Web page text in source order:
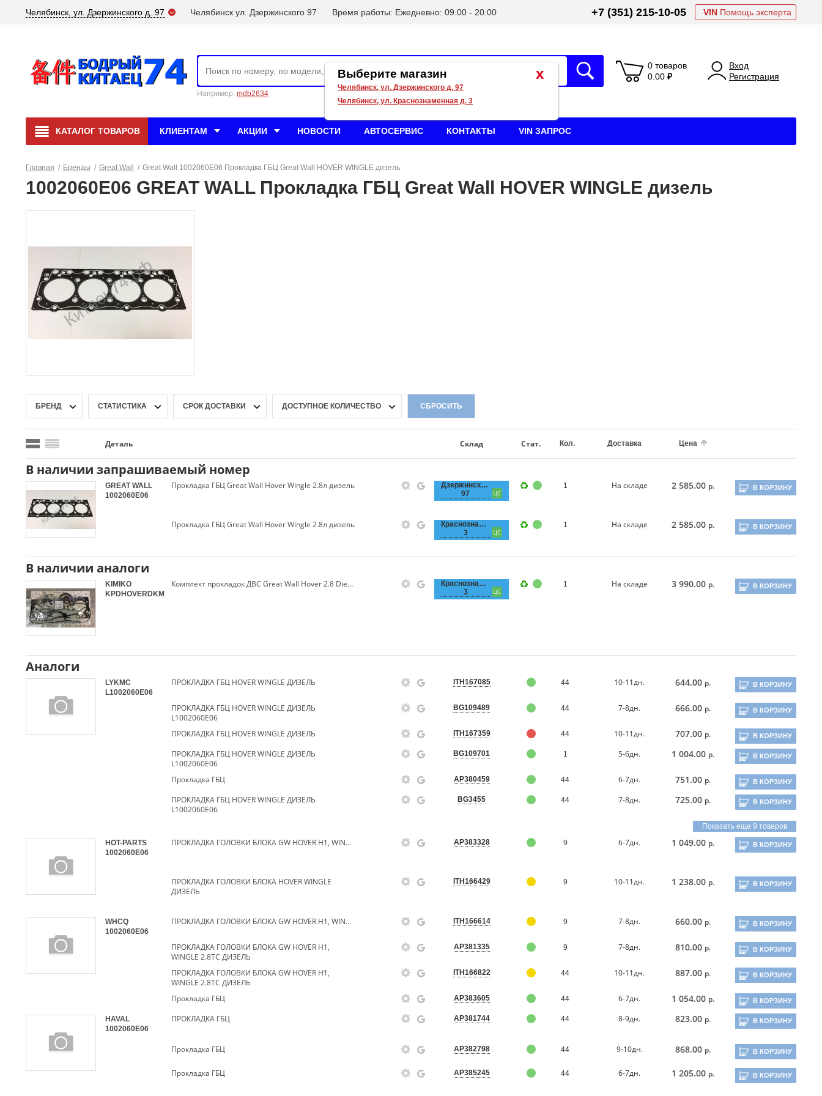
Челябинск, ул. Дзержинского д. 97 Челябинск ул. Дзержинского 97 Время работы: Ежедневно: 09.00 - 20.00 +7 (351) 215-10-05 VIN Помощь эксперта
Например: mdb2634
0 товаров
0.00 ₽
Вход
Регистрация
КАТАЛОГ ТОВАРОВ КЛИЕНТАМ АКЦИИ НОВОСТИ АВТОСЕРВИС КОНТАКТЫ VIN ЗАПРОС
Главная / Бренды / Great Wall / Great Wall 1002060E06 Прокладка ГБЦ Great Wall HOVER WINGLE дизель
1002060E06 GREAT WALL Прокладка ГБЦ Great Wall HOVER WINGLE дизель
БРЕНД СТАТИСТИКА СРОК ДОСТАВКИ ДОСТУПНОЕ КОЛИЧЕСТВО СБРОСИТЬ
Деталь Склад Стат. Кол. Доставка Цена
В наличии запрашиваемый номер
GREAT WALL
1002060E06
Прокладка ГБЦ Great Wall Hover Wingle 2.8л дизель
Дзержинского,
97
ЦС
1 На складе 2 585.00 р. В КОРЗИНУ
Прокладка ГБЦ Great Wall Hover Wingle 2.8л дизель
Краснознаменная,
3
ЦС
1 На складе 2 585.00 р. В КОРЗИНУ
В наличии аналоги
KIMIKO
KPDHOVERDKM
Комплект прокладок ДВС Great Wall Hover 2.8 Diesel (металлическая ГБЦ) KIMIKO
Краснознаменная,
3
ЦС
1 На складе 3 990.00 р. В КОРЗИНУ
Аналоги
LYKMC
L1002060E06
ПРОКЛАДКА ГБЦ HOVER WINGLE ДИЗЕЛЬ ITH167085 44 10-11дн. 644.00 р. В КОРЗИНУ
ПРОКЛАДКА ГБЦ HOVER WINGLE ДИЗЕЛЬ
L1002060E06
BG109489 44 7-8дн. 666.00 р. В КОРЗИНУ
ПРОКЛАДКА ГБЦ HOVER WINGLE ДИЗЕЛЬ ITH167359 44 10-11дн. 707.00 р. В КОРЗИНУ
ПРОКЛАДКА ГБЦ HOVER WINGLE ДИЗЕЛЬ
L1002060E06
BG109701 1 5-6дн. 1 004.00 р. В КОРЗИНУ
Прокладка ГБЦ AP380459 44 6-7дн. 751.00 р. В КОРЗИНУ
ПРОКЛАДКА ГБЦ HOVER WINGLE ДИЗЕЛЬ
L1002060E06
BG3455 44 7-8дн. 725.00 р. В КОРЗИНУ
Показать еще 9 товаров
HOT-PARTS
1002060E06
ПРОКЛАДКА ГОЛОВКИ БЛОКА GW HOVER H1, WINGLE 2.8TC ДИЗЕЛЬ AP383328 9 6-7дн. 1 049.00 р. В КОРЗИНУ
ПРОКЛАДКА ГОЛОВКИ БЛОКА HOVER WINGLE
ДИЗЕЛЬ
ITH166429 9 10-11дн. 1 238.00 р. В КОРЗИНУ
WHCQ
1002060E06
ПРОКЛАДКА ГОЛОВКИ БЛОКА GW HOVER H1, WINGLE 2.8TC ДИЗЕЛЬ ITH166614 9 7-8дн. 660.00 р. В КОРЗИНУ
ПРОКЛАДКА ГОЛОВКИ БЛОКА GW HOVER H1,
WINGLE 2.8TC ДИЗЕЛЬ
AP381335 9 7-8дн. 810.00 р. В КОРЗИНУ
ПРОКЛАДКА ГОЛОВКИ БЛОКА GW HOVER H1,
WINGLE 2.8TC ДИЗЕЛЬ
ITH166822 44 10-11дн. 887.00 р. В КОРЗИНУ
Прокладка ГБЦ AP383605 44 6-7дн. 1 054.00 р. В КОРЗИНУ
HAVAL
1002060E06
ПРОКЛАДКА ГБЦ AP381744 44 8-9дн. 823.00 р. В КОРЗИНУ
Прокладка ГБЦ AP382798 44 9-10дн. 868.00 р. В КОРЗИНУ
Прокладка ГБЦ AP385245 44 6-7дн. 1 205.00 р. В КОРЗИНУ
x
Выберите магазин
Челябинск, ул. Дзержинского д. 97
Челябинск, ул. Краснознаменная д. 3